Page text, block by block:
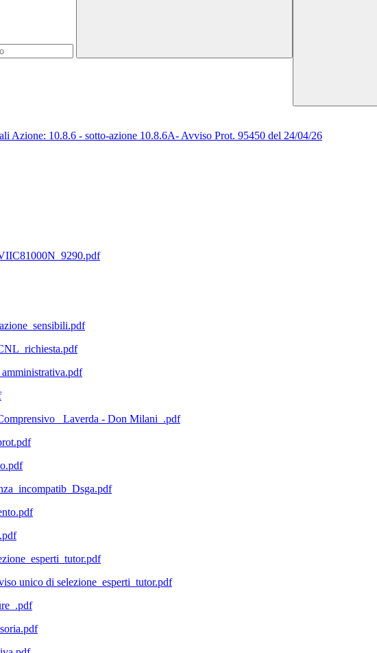
Azione: 10.8.6 - sotto-azione 10.8.6A- Avviso Prot. 95450 del 24/04/26
_Laverda - Don Milani_.pdf
unico di selezione_esperti_tutor.pdf